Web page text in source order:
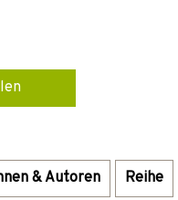
& Autoren Reihe